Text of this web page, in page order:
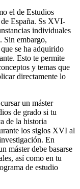
el de Estudios
España. Ss XVI-
individuales
Sin embargo,
se ha adquirido
Esto te permite
y temas que
directamente lo
un máster
de grado si tu
de la historia
los siglos XVI al
En
máster debe basarse
así como en tu
de estudio